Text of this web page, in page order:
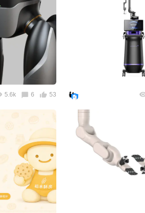
5.6k 6 53